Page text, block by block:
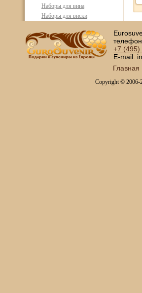
Наборы для вина
Наборы для виски
Наборы для шампанского
Пивные кружки в подарок
Элитные штофы
Сервизы кофейные
+7 (495)
E-mail:
Главная
Copyright © 2006-